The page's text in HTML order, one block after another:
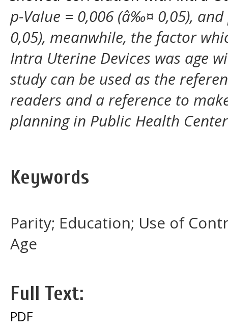
p-Value = 0,006 (â‰¤ 0,05),
0,05), meanwhile, the factor
Intra Uterine Devices was age
study can be used as the
readers and a reference to
planning in Public Health
Keywords
Parity; Education; Use of
Age
Full Text:
PDF